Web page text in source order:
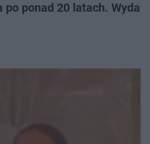
po ponad 20 latach.